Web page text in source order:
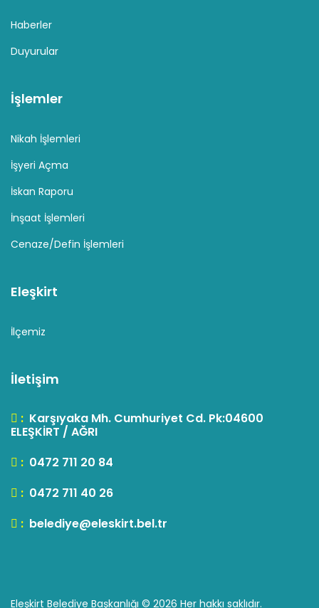
Haberler
Duyurular
İşlemler
Nikah İşlemleri
İşyeri Açma
İskan Raporu
İnşaat İşlemleri
Cenaze/Defin İşlemleri
Eleşkirt
İlçemiz
İletişim
: Karşıyaka Mh. Cumhuriyet Cd. Pk:04600
ELEŞKİRT / AĞRI
: 0472 711 20 84
: 0472 711 40 26
: belediye@eleskirt.bel.tr
Eleşkirt Belediye Başkanlığı © 2026 Her hakkı saklıdır.